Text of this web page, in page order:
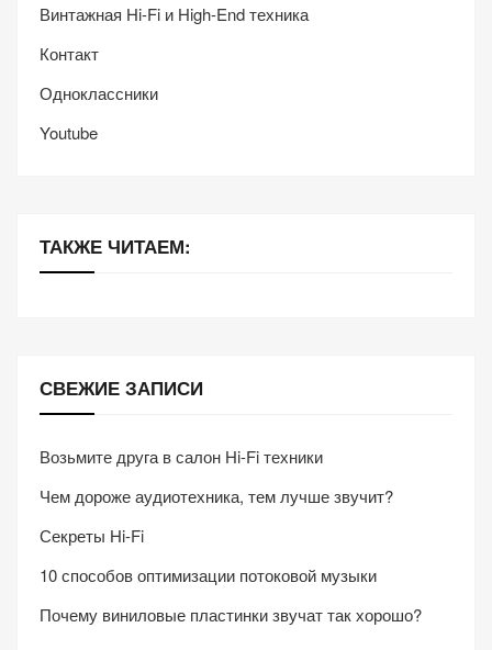
Винтажная Hi-Fi и High-End техника
Контакт
Одноклассники
Youtube
ТАКЖЕ ЧИТАЕМ:
СВЕЖИЕ ЗАПИСИ
Возьмите друга в салон Hi-Fi техники
Чем дороже аудиотехника, тем лучше звучит?
Секреты Hi-Fi
10 способов оптимизации потоковой музыки
Почему виниловые пластинки звучат так хорошо?